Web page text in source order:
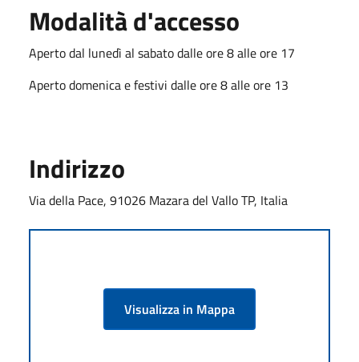
Modalità d'accesso
Aperto dal lunedì al sabato dalle ore 8 alle ore 17
Aperto domenica e festivi dalle ore 8 alle ore 13
Indirizzo
Via della Pace, 91026 Mazara del Vallo TP, Italia
Visualizza in Mappa